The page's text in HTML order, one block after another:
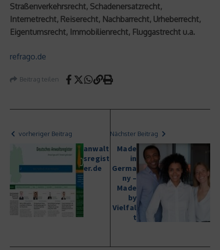
Straßenverkehrsrecht, Schadenersatzrecht,
Internetrecht, Reiserecht, Nachbarrecht, Urheberrecht,
Eigentumsrecht, Immobilienrecht, Fluggastrecht u.a.
refrago.de
Beitrag teilen
vorheriger Beitrag
anwalt
sregist
er.de
Nächster Beitrag
Made
in
Germa
ny –
Made
by
Vielfal
t